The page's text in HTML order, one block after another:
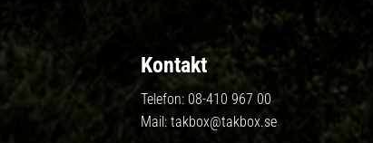
Kontakt
Telefon: 08-410 967 00
Mail: takbox@takbox.se